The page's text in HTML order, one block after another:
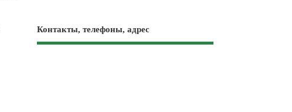
Контакты, телефоны, адрес